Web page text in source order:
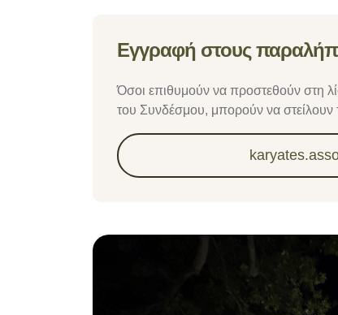
Εγγραφή στους
Όσοι επιθυμούν να προστεθούν στη
του Συνδέσμου, μπορούν να στείλουν